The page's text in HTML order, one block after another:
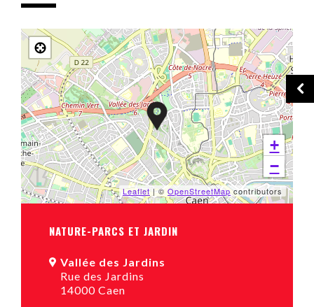
+
−
Leaflet | ©OpenStreetMapcontributors
NATURE-PARCS ET JARDIN
Vallée des Jardins
Rue des Jardins
14000 Caen